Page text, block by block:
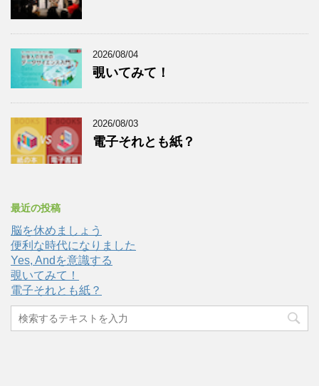
2026/08/04
覗いてみて！
2026/08/03
電子それとも紙？
最近の投稿
脳を休めましょう
便利な時代になりました
Yes, Andを意識する
覗いてみて！
電子それとも紙？